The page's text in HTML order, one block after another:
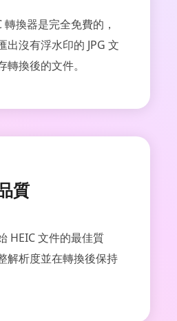
換器是完全免費的，
出沒有浮水印的 JPG 文
換後的文件。
質
HEIC 文件的最佳質
解析度並在轉換後保持